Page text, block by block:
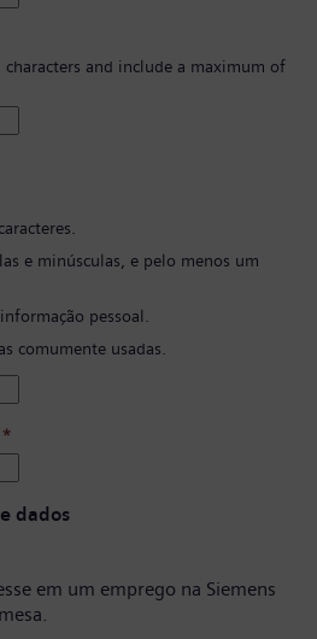
characters and include a maximum of
e minúsculas, e pelo menos um
pessoal.
comumente usadas.
*
dados
em um emprego na Siemens